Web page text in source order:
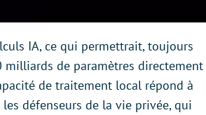
IA, ce qui permettrait, toujours
milliards de paramètres directement
de traitement local répond à
défenseurs de la vie privée, qui